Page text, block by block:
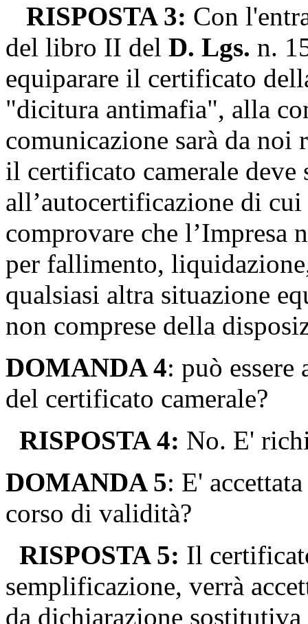
RISPOSTA 3: Con l
del libro II del D. Lgs. n.
equiparare il certificato
"dicitura antimafia", alla
comunicazione sarà da noi
il certificato camerale deve
all’autocertificazione di
comprovare che l’Impresa
per fallimento,
qualsiasi altra situazione
non comprese della
DOMANDA 4: può essere
del certificato camerale?
RISPOSTA 4: No. E'
DOMANDA 5: E'
corso di validità?
RISPOSTA 5: Il
semplificazione, verrà
da dichiarazione